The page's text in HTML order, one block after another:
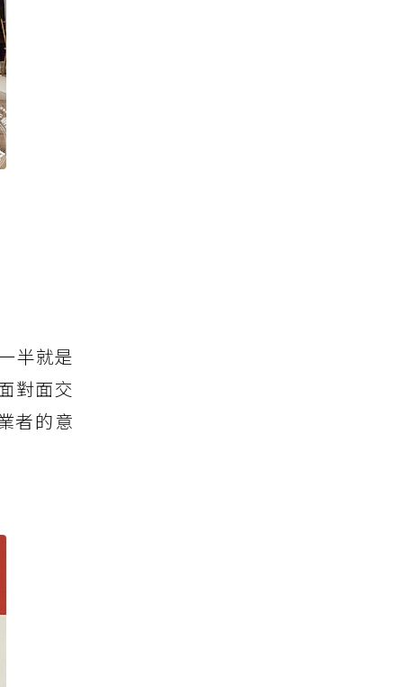
半就是
對面交
者的意